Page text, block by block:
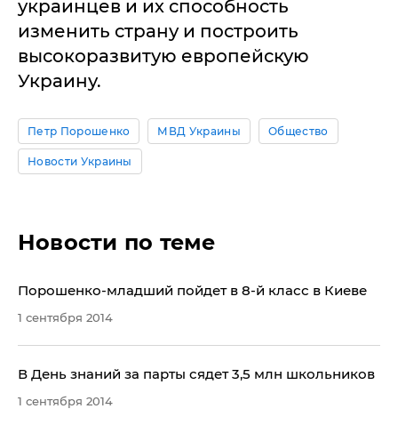
украинцев и их способность
изменить страну и построить
высокоразвитую европейскую
Украину.
Петр Порошенко МВД Украины Общество
Новости Украины
Новости по теме
Порошенко-младший пойдет в 8-й класс в Киеве
1 сентября 2014
В День знаний за парты сядет 3,5 млн школьников
1 сентября 2014